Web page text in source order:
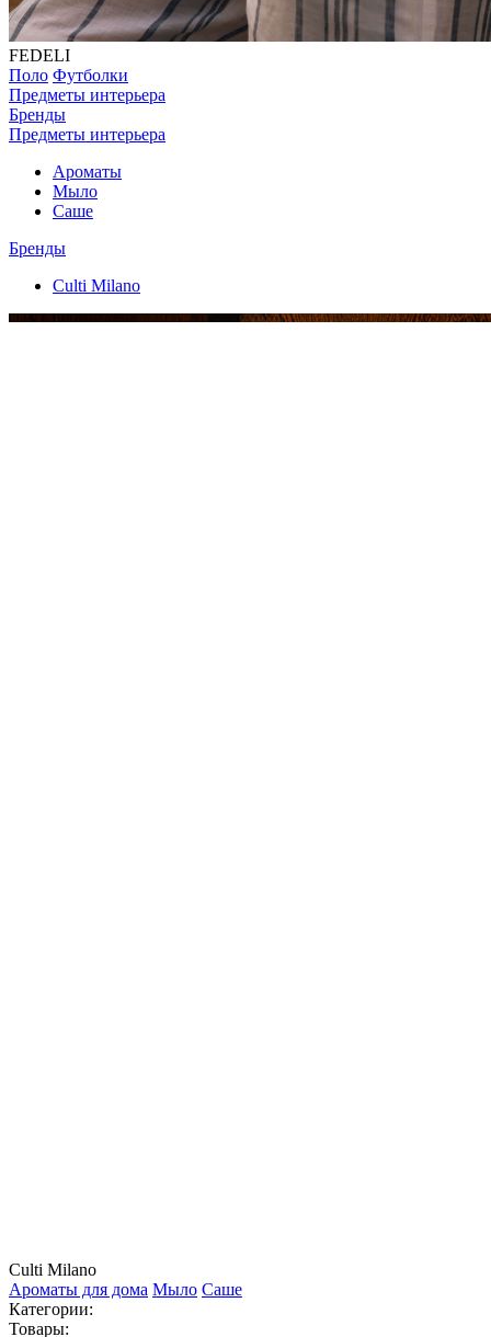
FEDELI
Поло Футболки
Предметы интерьера
Бренды
Предметы интерьера
Ароматы
Мыло
Саше
Бренды
Culti Milano
Culti Milano
Ароматы для дома Мыло Саше
Категории:
Товары: